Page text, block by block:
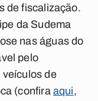
de fiscalização.
da Sudema
nas águas do
pelo
de
(confira aqui,